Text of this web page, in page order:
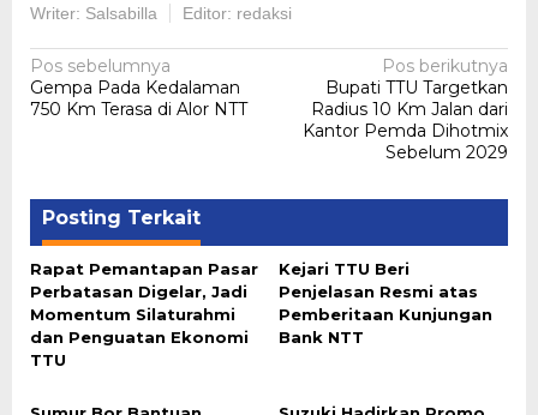
Writer: Salsabilla Editor: redaksi
Navigasi
pos
Pos sebelumnya
Gempa Pada Kedalaman
750 Km Terasa di Alor NTT
Pos berikutnya
Bupati TTU Targetkan
Radius 10 Km Jalan dari
Kantor Pemda Dihotmix
Sebelum 2029
Posting Terkait
Rapat Pemantapan Pasar
Perbatasan Digelar, Jadi
Momentum Silaturahmi
dan Penguatan Ekonomi
TTU
Kejari TTU Beri
Penjelasan Resmi atas
Pemberitaan Kunjungan
Bank NTT